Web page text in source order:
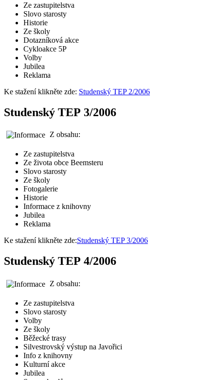
Ze zastupitelstva
Slovo starosty
Historie
Ze školy
Dotazníková akce
Cykloakce 5P
Volby
Jubilea
Reklama
Ke stažení klikněte zde: Studenský TEP 2/2006
Studenský TEP 3/2006
Z obsahu:
Ze zastupitelstva
Ze života obce Beemsteru
Slovo starosty
Ze školy
Fotogalerie
Historie
Informace z knihovny
Jubilea
Reklama
Ke stažení klikněte zde:Studenský TEP 3/2006
Studenský TEP 4/2006
Z obsahu:
Ze zastupitelstva
Slovo starosty
Volby
Ze školy
Běžecké trasy
Silvestrovský výstup na Javořici
Info z knihovny
Kulturní akce
Jubilea